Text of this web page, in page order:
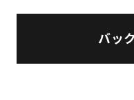
バッ